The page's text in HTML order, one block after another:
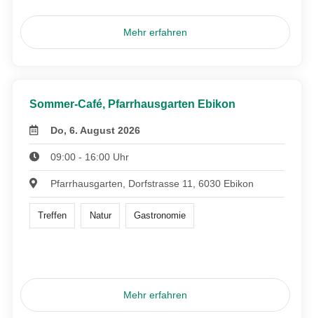
Mehr erfahren
Sommer-Café, Pfarrhausgarten Ebikon
Do, 6. August 2026
09:00 - 16:00 Uhr
Pfarrhausgarten, Dorfstrasse 11, 6030 Ebikon
Treffen Natur Gastronomie
Mehr erfahren